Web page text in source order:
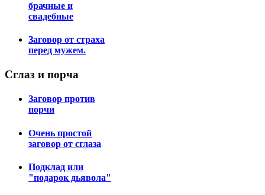
брачные и
свадебные
Заговор от страха
перед мужем.
Сглаз и порча
Заговор против
порчи
Очень простой
заговор от сглаза
Подклад или
"подарок дьявола"